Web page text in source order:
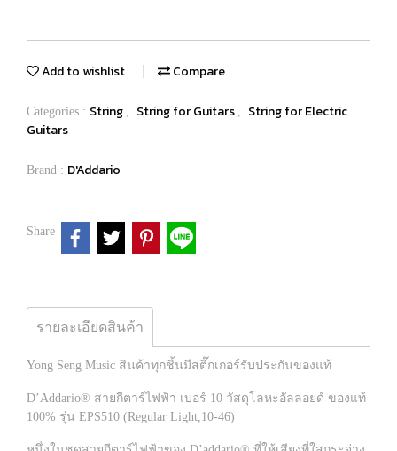
Add to wishlist Compare
Categories : String , String for Guitars ,
String for Electric
Guitars
Brand : D'Addario
Share
รายละเอียดสินค้า
Yong Seng Music สินค้าทุกชิ้นมีสติ๊กเกอร์รับประกันของแท้
D’Addario® สายกีตาร์ไฟฟ้า เบอร์ 10 วัสดุโลหะอัลลอยด์ ของแท้
100% รุ่น EPS510 (Regular Light,10-46)